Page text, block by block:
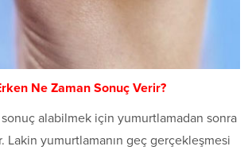
Ne Zaman Sonuç Verir?
alabilmek için yumurtlamadan sonra
Lakin yumurtlamanın geç gerçekleşmesi